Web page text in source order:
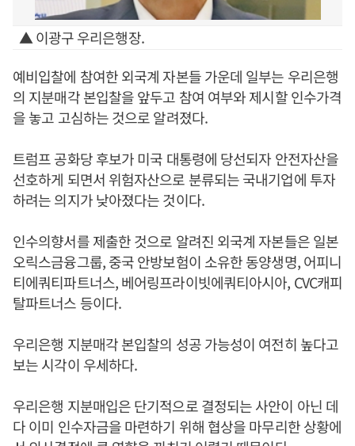
▲ 이광구 우리은행장.
예비입찰에 참여한 외국계 자본들 가운데 일부는 우리은행
의 지분매각 본입찰을 앞두고 참여 여부와 제시할 인수가격
을 놓고 고심하는 것으로 알려졌다.
트럼프 공화당 후보가 미국 대통령에 당선되자 안전자산을
선호하게 되면서 위험자산으로 분류되는 국내기업에 투자
하려는 의지가 낮아졌다는 것이다.
인수의향서를 제출한 것으로 알려진 외국계 자본들은 일본
오릭스금융그룹, 중국 안방보험이 소유한 동양생명, 어피니
티에쿼티파트너스, 베어링프라이빗에쿼티아시아, CVC캐피
탈파트너스 등이다.
우리은행 지분매각 본입찰의 성공 가능성이 여전히 높다고
보는 시각이 우세하다.
우리은행 지분매입은 단기적으로 결정되는 사안이 아닌 데
다 이미 인수자금을 마련하기 위해 협상을 마무리한 상황에